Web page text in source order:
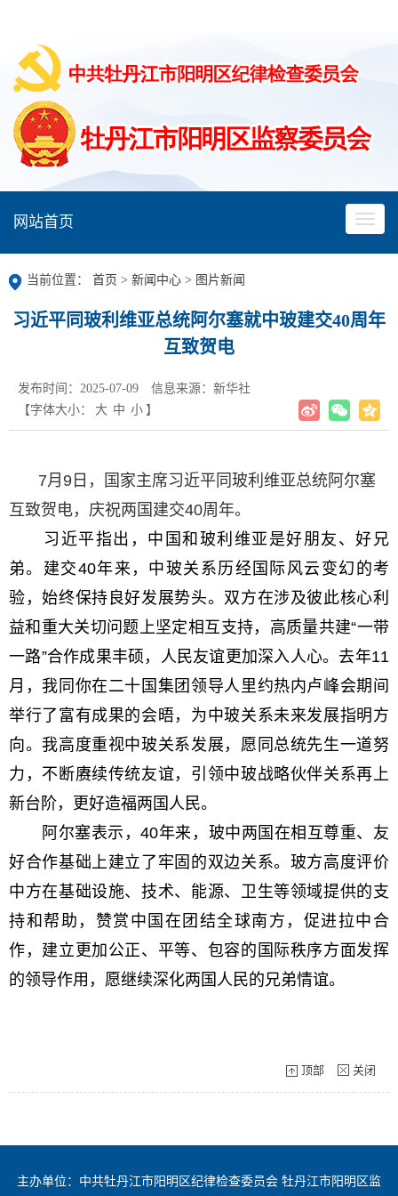
网站首页
当前位置： 首页 > 新闻中心 > 图片新闻
习近平同玻利维亚总统阿尔塞就中玻建交40周年
互致贺电
发布时间：2025-07-09
信息来源：新华社
【字体大小：
大 中 小 】
7月9日，国家主席习近平同玻利维亚总统阿尔塞
互致贺电，庆祝两国建交40周年。
习近平指出，中国和玻利维亚是好朋友、好兄
弟。建交40年来，中玻关系历经国际风云变幻的考
验，始终保持良好发展势头。双方在涉及彼此核心利
益和重大关切问题上坚定相互支持，高质量共建“一带
一路”合作成果丰硕，人民友谊更加深入人心。去年11
月，我同你在二十国集团领导人里约热内卢峰会期间
举行了富有成果的会晤，为中玻关系未来发展指明方
向。我高度重视中玻关系发展，愿同总统先生一道努
力，不断赓续传统友谊，引领中玻战略伙伴关系再上
新台阶，更好造福两国人民。
阿尔塞表示，40年来，玻中两国在相互尊重、友
好合作基础上建立了牢固的双边关系。玻方高度评价
中方在基础设施、技术、能源、卫生等领域提供的支
持和帮助，赞赏中国在团结全球南方，促进拉中合
作，建立更加公正、平等、包容的国际秩序方面发挥
的领导作用，愿继续深化两国人民的兄弟情谊。
顶部 关闭
主办单位：中共牡丹江市阳明区纪律检查委员会 牡丹江市阳明区监